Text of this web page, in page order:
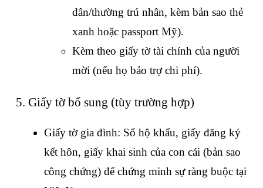
dân/thường trú nhân, kèm bản sao thẻ
xanh hoặc passport Mỹ).
Kèm theo giấy tờ tài chính của người
mời (nếu họ bảo trợ chi phí).
5. Giấy tờ bổ sung (tùy trường hợp)
Giấy tờ gia đình: Sổ hộ khẩu, giấy đăng ký
kết hôn, giấy khai sinh của con cái (bản sao
công chứng) để chứng minh sự ràng buộc tại